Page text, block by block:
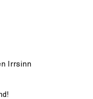
Irrsinn